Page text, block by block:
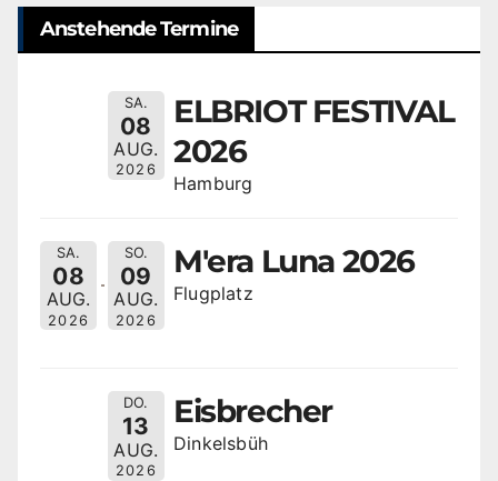
Anstehende Termine
SA.
08
AUG.
2026
ELBRIOT FESTIVAL
2026
Hamburg
SA.
08
AUG.
2026
SO.
09
AUG.
2026
M'era Luna 2026
Flugplatz
DO.
13
AUG.
2026
Eisbrecher
Dinkelsbüh